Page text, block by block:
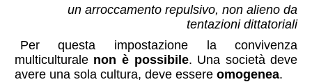
un arroccamento repulsivo, non alieno da
tentazioni dittatoriali
Per questa impostazione la convivenza
multiculturale non è possibile. Una società deve
avere una sola cultura, deve essere omogenea.